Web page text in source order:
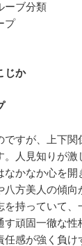
ーブ分類
プ
じか
ですが、上下関
。人見知りが
なかなか心を
方美人の傾向
を持っていて、
す頑固一徹な性
感が強く負け